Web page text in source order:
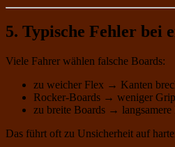
5. Typische Fehler bei
Viele Fahrer wählen falsche Boards:
zu weicher Flex → Kanten
Rocker-Boards → weniger
zu breite Boards → langsamere
Das führt oft zu Unsicherheit auf